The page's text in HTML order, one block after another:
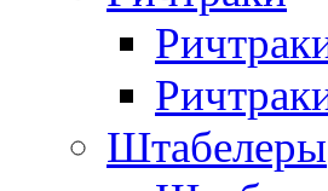
Штабелеры